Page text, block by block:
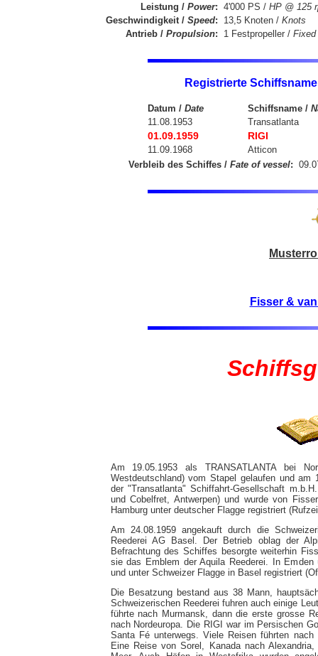
Leistung /Power: 4'000 PS / HP @ 125
Geschwindigkeit /Speed: 13,5 Knoten / Knots
Antrieb /Propulsion: 1 Festpropeller / Fixed
Registrierte
Datum / Date Schiffsname /
11.08.1953
Transatlanta
01.09.1959 RIGI
11.09.1968
Atticon
Verbleib des Schiffes / Fate of vessel:
Fisser &
Am 19.05.1953 als TRANSATLANTA bei
Westdeutschland) vom Stapel gelaufen und am
der "Transatlanta" Schiffahrt-Gesellschaft
und Cobelfret, Antwerpen) und wurde von
Hamburg unter deutscher Flagge registriert
Am 24.08.1959 angekauft durch die
Reederei AG Basel. Der Betrieb oblag der
Befrachtung des Schiffes besorgte weiterhin
sie das Emblem der Aquila Reederei. In
und unter Schweizer Flagge in Basel registriert
Die Besatzung bestand aus 38 Mann,
Schweizerischen Reederei fuhren auch einige
führte nach Murmansk, dann die erste grosse
nach Nordeuropa. Die RIGI war im Persischen
Santa Fé unterwegs. Viele Reisen führten
Eine Reise von Sorel, Kanada nach